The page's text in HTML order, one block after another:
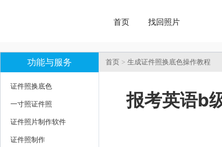
首页 找回照片
功能与服务
证件照换底色
一寸照证件照
证件照片制作软件
证件照制作
首页 > 生成证件照换底色操作教程
报考英语b